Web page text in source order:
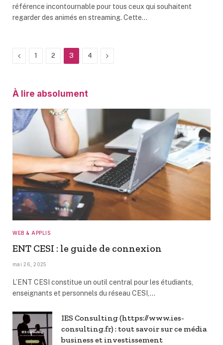
référence incontournable pour tous ceux qui souhaitent
regarder des animés en streaming. Cette…
Précédent
1 2 3 4 Next
À lire absolument
WEB & APPLIS
ENT CESI : le guide de connexion
mai 26, 2025
L’ENT CESI constitue un outil central pour les étudiants,
enseignants et personnels du réseau CESI,…
IES Consulting (https://www.ies-
consulting.fr) : tout savoir sur ce média
business et investissement